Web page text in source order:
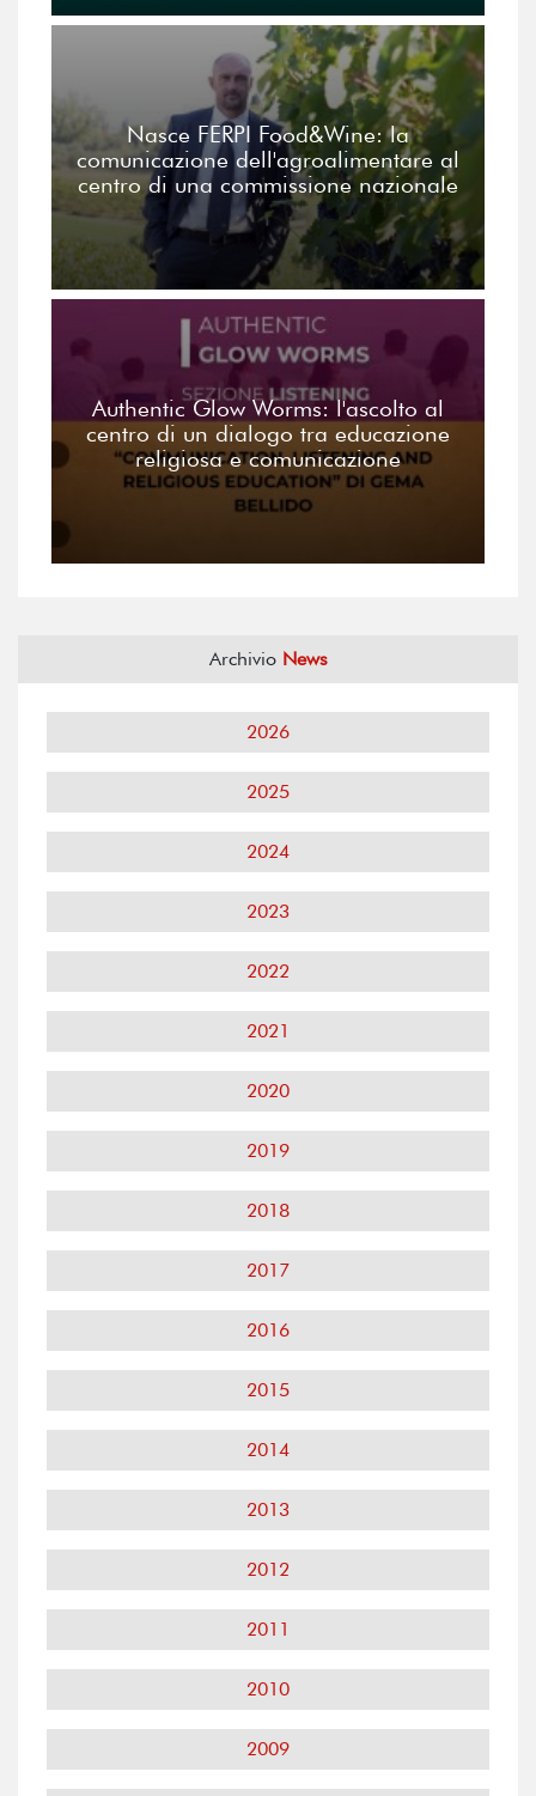
Nasce FERPI Food&Wine: la
comunicazione dell'agroalimentare al
centro di una commissione nazionale
Authentic Glow Worms: l'ascolto al
centro di un dialogo tra educazione
religiosa e comunicazione
Archivio News
2026
2025
2024
2023
2022
2021
2020
2019
2018
2017
2016
2015
2014
2013
2012
2011
2010
2009